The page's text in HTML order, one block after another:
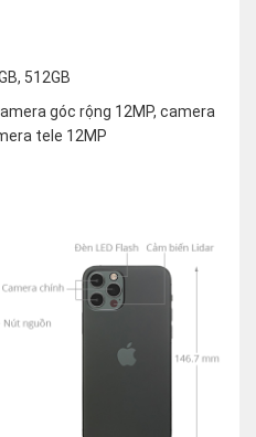
512GB
góc rộng 12MP, camera
tele 12MP